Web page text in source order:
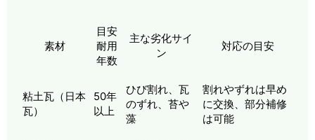
素材
目安
耐用
年数
主な劣化サイ
ン
対応の目安
粘土瓦（日本
瓦）
50年
以上
ひび割れ、瓦
のずれ、苔や
藻
割れやずれは早め
に交換、部分補修
は可能